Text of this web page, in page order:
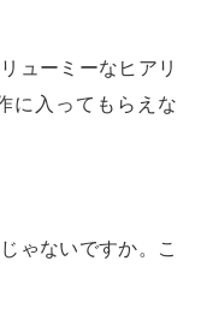
ューミーなヒアリ
に入ってもらえな
ゃないですか。こ